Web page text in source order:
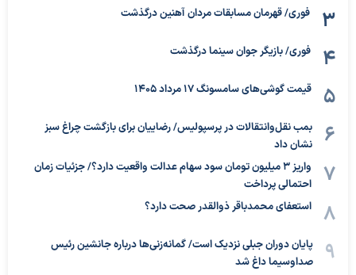
فوری/ قهرمان مسابقات مردان آهنین درگذشت
فوری/ بازیگر جوان سینما درگذشت
قیمت گوشی‌های سامسونگ 17 مرداد 1405
بمب نقل‌وانتقالات در پرسپولیس/ رضاییان برای بازگشت چراغ سبز
نشان داد
واریز ۳ میلیون تومان سود سهام عدالت واقعیت دارد؟/ جزئیات زمان
احتمالی پرداخت
استعفای محمدباقر ذوالقدر صحت دارد؟
پایان دوران جبلی نزدیک است/ گمانه‌زنی‌ها درباره جانشین رئیس
صداوسیما داغ شد